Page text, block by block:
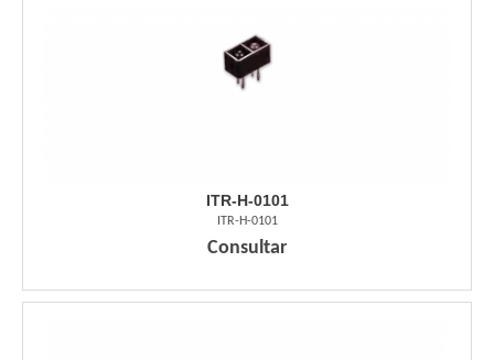
ITR-H-0101
ITR-H-0101
Consultar